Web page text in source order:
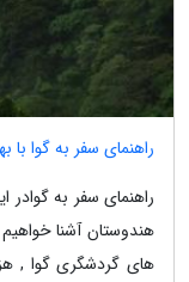
راهنمای سفر به گوا
راهنمای سفر به گوادر
هندوستان آشنا
های گردشگری گوا ,